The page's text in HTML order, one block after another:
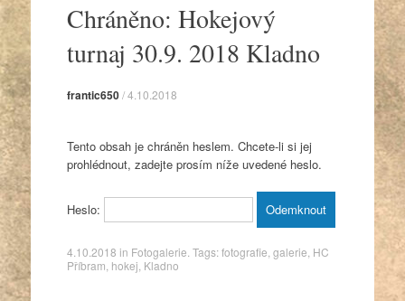
contentChráněno: Hokejový
turnaj 30.9. 2018 Kladno
frantic650/4.10.2018
Tento obsah je chráněn heslem. Chcete-li si jej
prohlédnout, zadejte prosím níže uvedené heslo.
Heslo:
4.10.2018 in Fotogalerie . Tags:fotografie galerie HC
Příbram hokej Kladno